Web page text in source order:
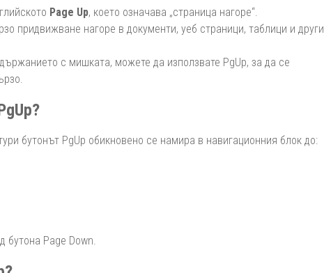
Page Up, което означава „страница нагоре“.
придвижване нагоре в документи, уеб страници, таблици и други
с мишката, можете да използвате PgUp, за да се
бутонът PgUp обикновено се намира в навигационния блок до:
бутона Page Down.